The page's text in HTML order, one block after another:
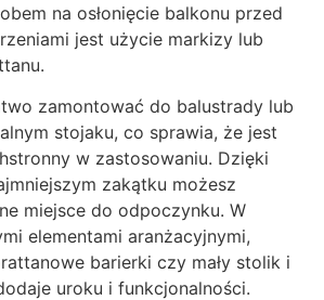
na osłonięcie balkonu przed
jest użycie markizy lub
zamontować do balustrady lub
stojaku, co sprawia, że jest
w zastosowaniu. Dzięki
zakątku możesz
miejsce do odpoczynku. W
elementami aranżacyjnymi,
barierki czy mały stolik i
uroku i funkcjonalności.